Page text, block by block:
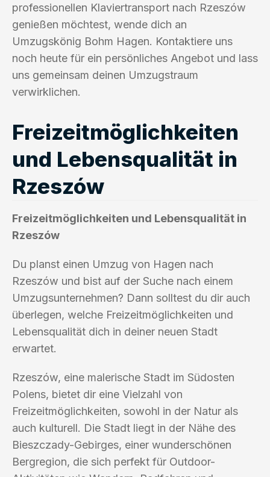
professionellen Klaviertransport nach Rzeszów
genießen möchtest, wende dich an
Umzugskönig Bohm Hagen. Kontaktiere uns
noch heute für ein persönliches Angebot und lass
uns gemeinsam deinen Umzugstraum
verwirklichen.
Freizeitmöglichkeiten
und Lebensqualität in
Rzeszów
Freizeitmöglichkeiten und Lebensqualität in
Rzeszów
Du planst einen Umzug von Hagen nach
Rzeszów und bist auf der Suche nach einem
Umzugsunternehmen? Dann solltest du dir auch
überlegen, welche Freizeitmöglichkeiten und
Lebensqualität dich in deiner neuen Stadt
erwartet.
Rzeszów, eine malerische Stadt im Südosten
Polens, bietet dir eine Vielzahl von
Freizeitmöglichkeiten, sowohl in der Natur als
auch kulturell. Die Stadt liegt in der Nähe des
Bieszczady-Gebirges, einer wunderschönen
Bergregion, die sich perfekt für Outdoor-